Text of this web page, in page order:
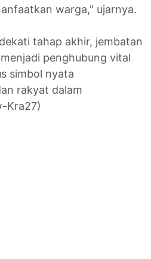
warga," ujarnya.
tahap akhir, jembatan
penghubung vital
simbol nyata
rakyat dalam
Kra27)